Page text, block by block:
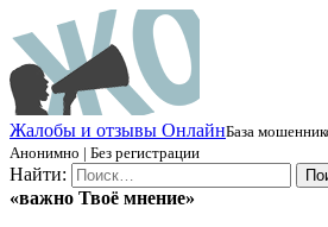
Жалобы и отзывы ОнлайнБаза
Анонимно | Без регистрации
Найти:
«важно Твоё мнение»